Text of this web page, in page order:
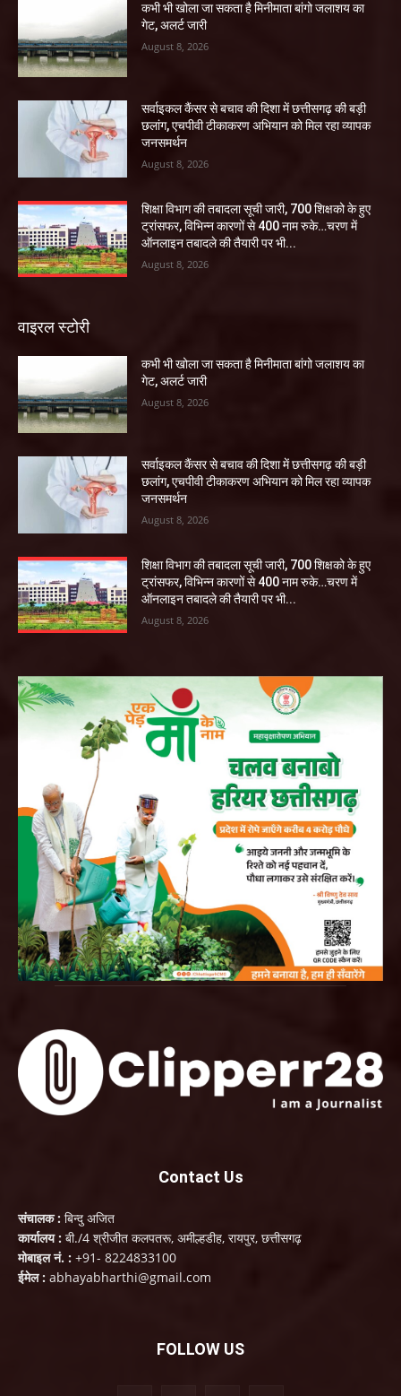
कभी भी खोला जा सकता है मिनीमाता बांगो जलाशय का
गेट, अलर्ट जारी
August 8, 2026
सर्वाइकल कैंसर से बचाव की दिशा में छत्तीसगढ़ की बड़ी
छलांग, एचपीवी टीकाकरण अभियान को मिल रहा व्यापक
जनसमर्थन
August 8, 2026
शिक्षा विभाग की तबादला सूची जारी, 700 शिक्षको के हुए
ट्रांसफर, विभिन्न कारणों से 400 नाम रुके…चरण में
ऑनलाइन तबादले की तैयारी पर भी...
August 8, 2026
वाइरल स्टोरी
कभी भी खोला जा सकता है मिनीमाता बांगो जलाशय का
गेट, अलर्ट जारी
August 8, 2026
सर्वाइकल कैंसर से बचाव की दिशा में छत्तीसगढ़ की बड़ी
छलांग, एचपीवी टीकाकरण अभियान को मिल रहा व्यापक
जनसमर्थन
August 8, 2026
शिक्षा विभाग की तबादला सूची जारी, 700 शिक्षको के हुए
ट्रांसफर, विभिन्न कारणों से 400 नाम रुके…चरण में
ऑनलाइन तबादले की तैयारी पर भी...
August 8, 2026
Contact Us
संचालक : बिन्दु अजित
कार्यालय : बी./4 श्रीजीत कलपतरू, अमील्हडीह, रायपुर, छत्तीसगढ़
मोबाइल नं. : +91- 8224833100
ईमेल : abhayabharthi@gmail.com
FOLLOW US